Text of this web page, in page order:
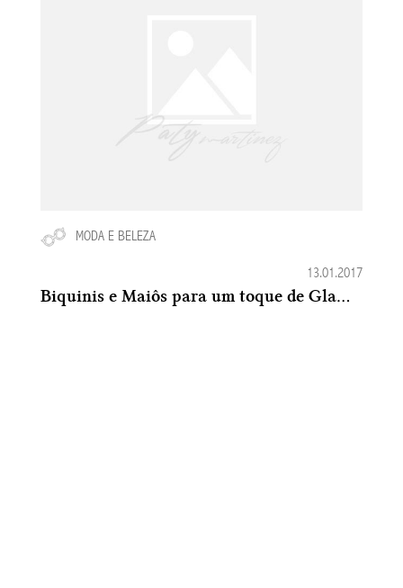
MODA E BELEZA
13.01.2017
Biquinis e Maiôs para um toque de Glamour no Verão 2016-2017